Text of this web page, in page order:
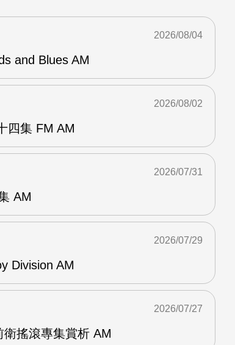
and Blues AM
2026/08/04
四集 FM AM
2026/08/02
AM
2026/07/31
Division AM
2026/07/29
衛搖滾專集賞析 AM
2026/07/27